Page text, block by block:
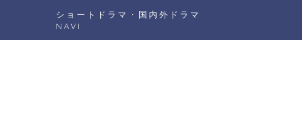
ショートドラマ・国内外ドラマ
NAVI